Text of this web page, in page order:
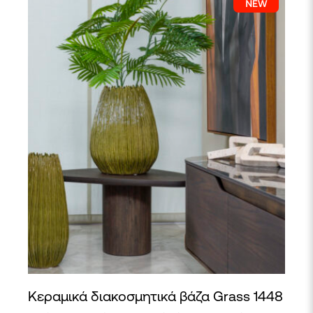
να
επιλεγούν
στη
σελίδα
του
προϊόντος
Κεραμικά διακοσμητικά βάζα Grass 1448
Αυτό